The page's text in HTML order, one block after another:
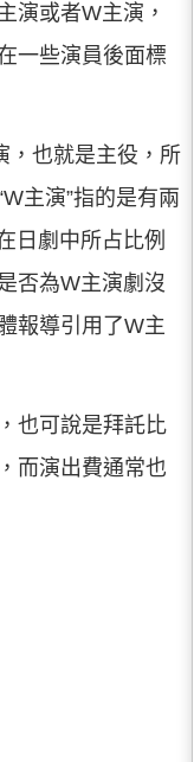
演或者W主演，
一些演員後面標
，也就是主役，所
主演”指的是有兩
日劇中所占比例
否為W主演劇沒
報導引用了W主
也可說是拜託比
而演出費通常也